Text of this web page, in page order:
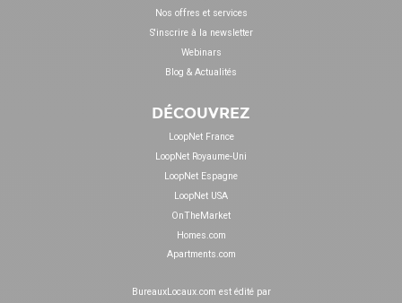
Nos offres et services
S'inscrire à la newsletter
Webinars
Blog & Actualités
DÉCOUVREZ
LoopNet France
LoopNet Royaume-Uni
LoopNet Espagne
LoopNet USA
OnTheMarket
Homes.com
Apartments.com
BureauxLocaux.com est édité par